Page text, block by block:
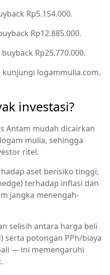
Rp5.154.000.
Rp12.885.000.
Rp25.770.000.
logammulia.com.
investasi?
Antam mudah dicairkan
mulia, sehingga
ritel.
aset berisiko tinggi;
terhadap inflasi dan
jangka menengah-
selisih antara harga beli
serta potongan PPh/biaya
— ini memengaruhi